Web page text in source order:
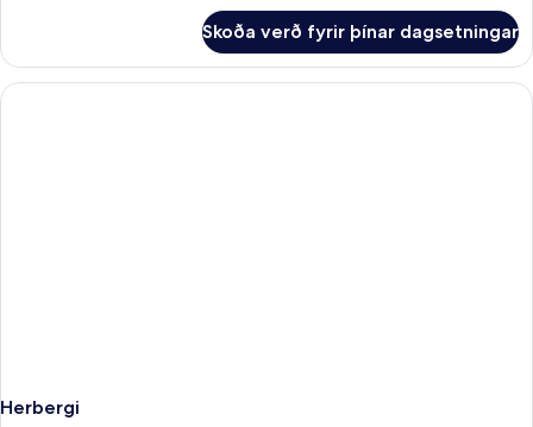
Skoða verð fyrir þínar dagsetningar
Herbergi